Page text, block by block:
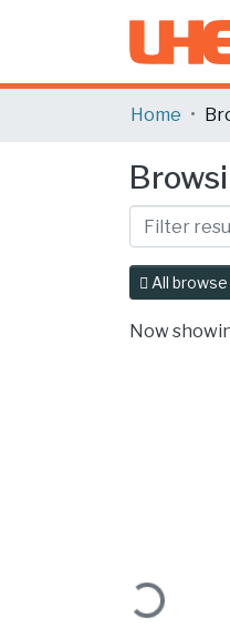
Home
All
Now
Loading...